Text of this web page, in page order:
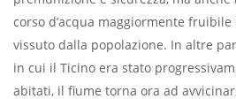
corso d’acqua maggiormente
vissuto dalla popolazione. In altre
in cui il Ticino era stato
abitati, il fiume torna ora ad